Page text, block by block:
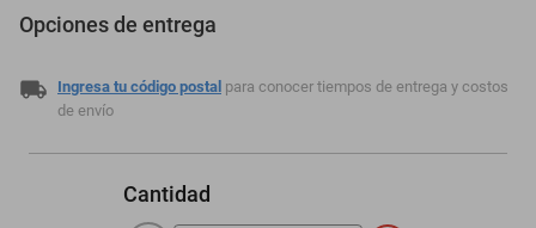
Opciones de entrega
Ingresa tu código postal para conocer tiempos de entrega y costos
de envío
Cantidad